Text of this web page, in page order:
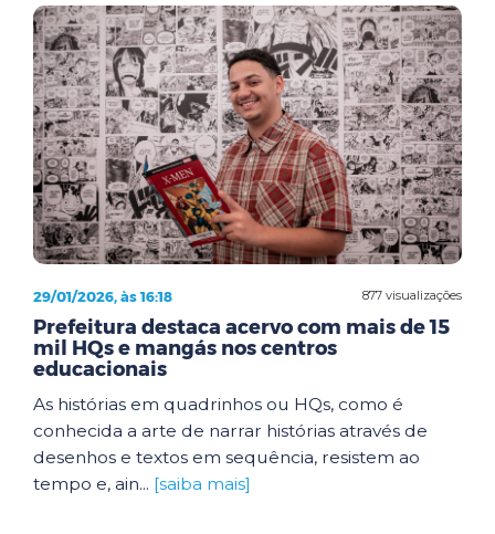
877 visualizações
29/01/2026, às 16:18
Prefeitura destaca acervo com mais de 15
mil HQs e mangás nos centros
educacionais
As histórias em quadrinhos ou HQs, como é
conhecida a arte de narrar histórias através de
desenhos e textos em sequência, resistem ao
tempo e, ain... [saiba mais]